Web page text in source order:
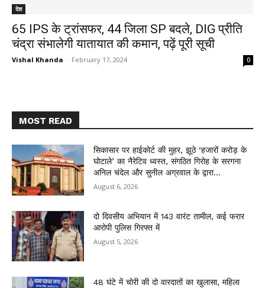
देश
65 IPS के ट्रांसफर, 44 जिला SP बदले, DIG प्रीति
चंद्रा संभालेगी यातायात की कमान, पढ़ें पूरी सूची
Vishal Khanda - February 17, 2024 0
MOST READ
सिकासार पर हाईकोर्ट की मुहर, झूठे ‘हजारों करोड़ के
घोटाले’ का नैरेटिव ध्वस्त, संगठित गिरोह के सरगना
अनिल चंदेल और सुनील अग्रवाल के द्वारा...
August 6, 2026
दो दिवसीय अभियान में 143 वारंट तामील, कई फरार
आरोपी पुलिस गिरफ्त में
August 5, 2026
48 घंटे में चोरी की दो वारदातों का खुलासा, महिला